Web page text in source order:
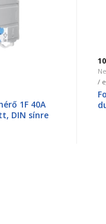
1F 40A
sínre
10
/